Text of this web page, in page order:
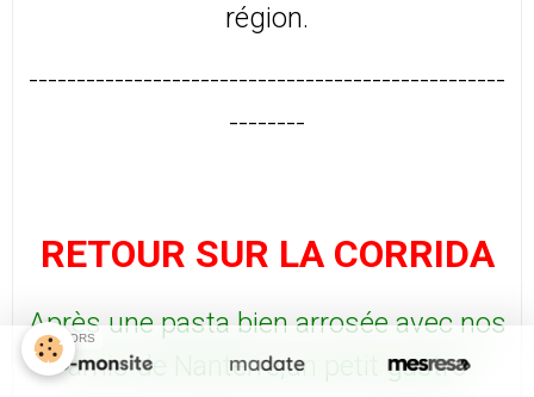
région.
--------------------------------------------------
--------
RETOUR SUR LA CORRIDA
Après une pasta bien arrosée avec nos
amis de Nanterre,un petit gastro
SPONSORS